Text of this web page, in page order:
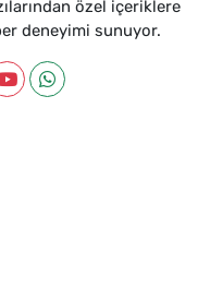
özel içeriklere
deneyimi sunuyor.